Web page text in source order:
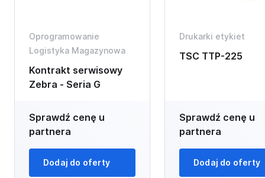
Oprogramowanie
Logistyka Magazynowa
Kontrakt serwisowy
Zebra - Seria G
Sprawdź cenę u
partnera
Dodaj do oferty
Drukarki etykiet
TSC TTP-225
Sprawdź cenę u
partnera
Dodaj do oferty